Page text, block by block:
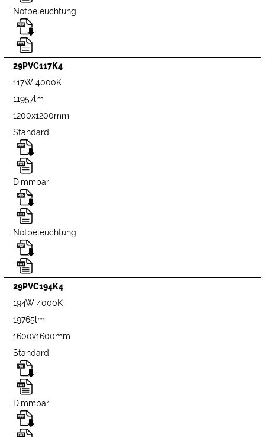
Notbeleuchtung
29PVC117K4
117W 4000K
11957lm
1200x1200mm
Standard
Dimmbar
Notbeleuchtung
29PVC194K4
194W 4000K
19765lm
1600x1600mm
Standard
Dimmbar